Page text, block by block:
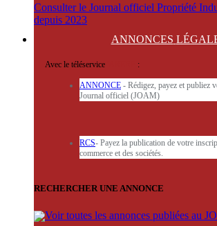
Consulter le Journal officiel Propriété
depuis 2023
ANNONCES
Avec le téléservice :
ANNONCE - Rédigez, payez et publiez
Journal officiel (JOAM)
RCS- Payez la publication de votre
commerce et des sociétés.
RECHERCHER UNE ANNONCE
Voir toutes les annonces publiées au